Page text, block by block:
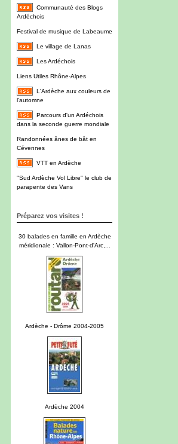
Communauté des Blogs
Ardéchois
Festival de musique de Labeaume
Le village de Lanas
Les Ardéchois
Liens Utiles Rhône-Alpes
L'Ardèche aux couleurs de
l'automne
Parcours d'un Ardéchois
dans la seconde guerre mondiale
Randonnées ânes de bât en
Cévennes
VTT en Ardèche
"Sud Ardèche Vol Libre" le club de
parapente des Vans
Préparez vos visites !
30 balades en famille en Ardèche
méridionale : Vallon-Pont-d'Arc,...
Ardèche - Drôme 2004-2005
Ardèche 2004